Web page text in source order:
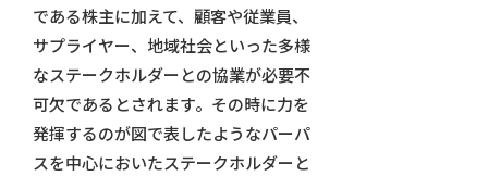
である株主に加えて、顧客や従業員、
サプライヤー、地域社会といった多様
なステークホルダーとの協業が必要不
可欠であるとされます。その時に力を
発揮するのが図で表したようなパーパ
スを中心においたステークホルダーと